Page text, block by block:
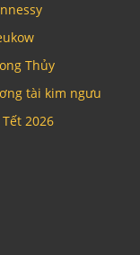
Thủy
tài kim ngưu
2026